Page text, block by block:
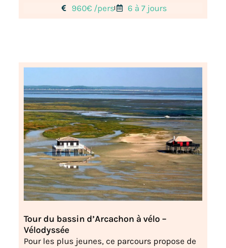
960€ /pers 6 à 7 jours
Tour du bassin d’Arcachon à vélo –
Vélodyssée
Pour les plus jeunes, ce parcours propose de